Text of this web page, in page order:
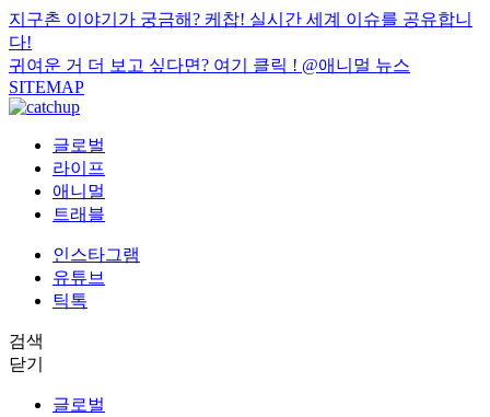
지구촌 이야기가 궁금해? 케찹! 실시간 세계 이슈를 공유합니
다!
귀여운 거 더 보고 싶다면? 여기 클릭 ! @애니멀 뉴스
SITEMAP
글로벌
라이프
애니멀
트래블
인스타그램
유튜브
틱톡
검색
닫기
글로벌